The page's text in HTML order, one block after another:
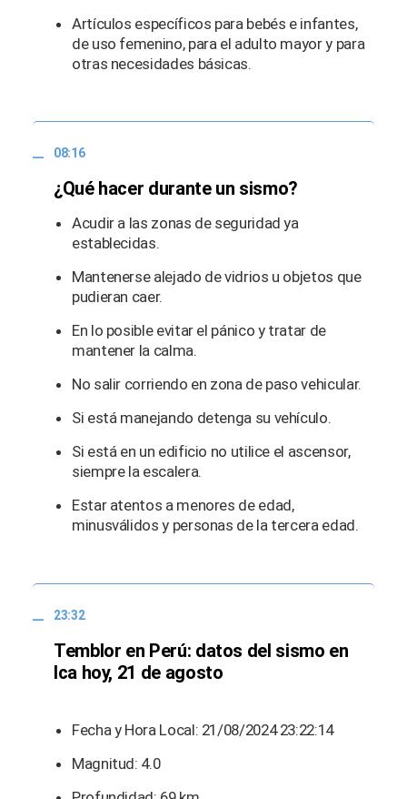
Artículos específicos para bebés e infantes,
de uso femenino, para el adulto mayor y para
otras necesidades básicas.
08:16
¿Qué hacer durante un sismo?
Acudir a las zonas de seguridad ya
establecidas.
Mantenerse alejado de vidrios u objetos que
pudieran caer.
En lo posible evitar el pánico y tratar de
mantener la calma.
No salir corriendo en zona de paso vehicular.
Si está manejando detenga su vehículo.
Si está en un edificio no utilice el ascensor,
siempre la escalera.
Estar atentos a menores de edad,
minusválidos y personas de la tercera edad.
23:32
Temblor en Perú: datos del sismo en
Ica hoy, 21 de agosto
Fecha y Hora Local: 21/08/2024 23:22:14
Magnitud: 4.0